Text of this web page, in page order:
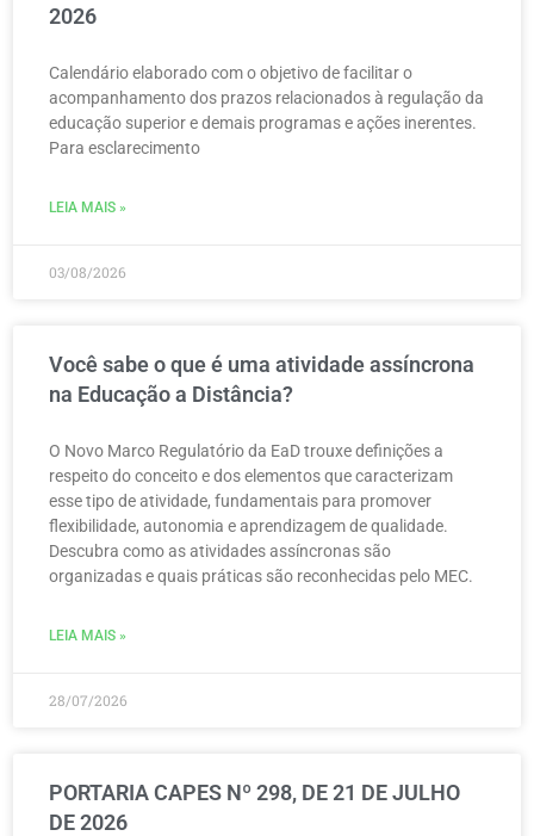
2026
Calendário elaborado com o objetivo de facilitar o
acompanhamento dos prazos relacionados à regulação da
educação superior e demais programas e ações inerentes.
Para esclarecimento
LEIA MAIS »
03/08/2026
Você sabe o que é uma atividade assíncrona
na Educação a Distância?
O Novo Marco Regulatório da EaD trouxe definições a
respeito do conceito e dos elementos que caracterizam
esse tipo de atividade, fundamentais para promover
flexibilidade, autonomia e aprendizagem de qualidade.
Descubra como as atividades assíncronas são
organizadas e quais práticas são reconhecidas pelo MEC.
LEIA MAIS »
28/07/2026
PORTARIA CAPES Nº 298, DE 21 DE JULHO
DE 2026